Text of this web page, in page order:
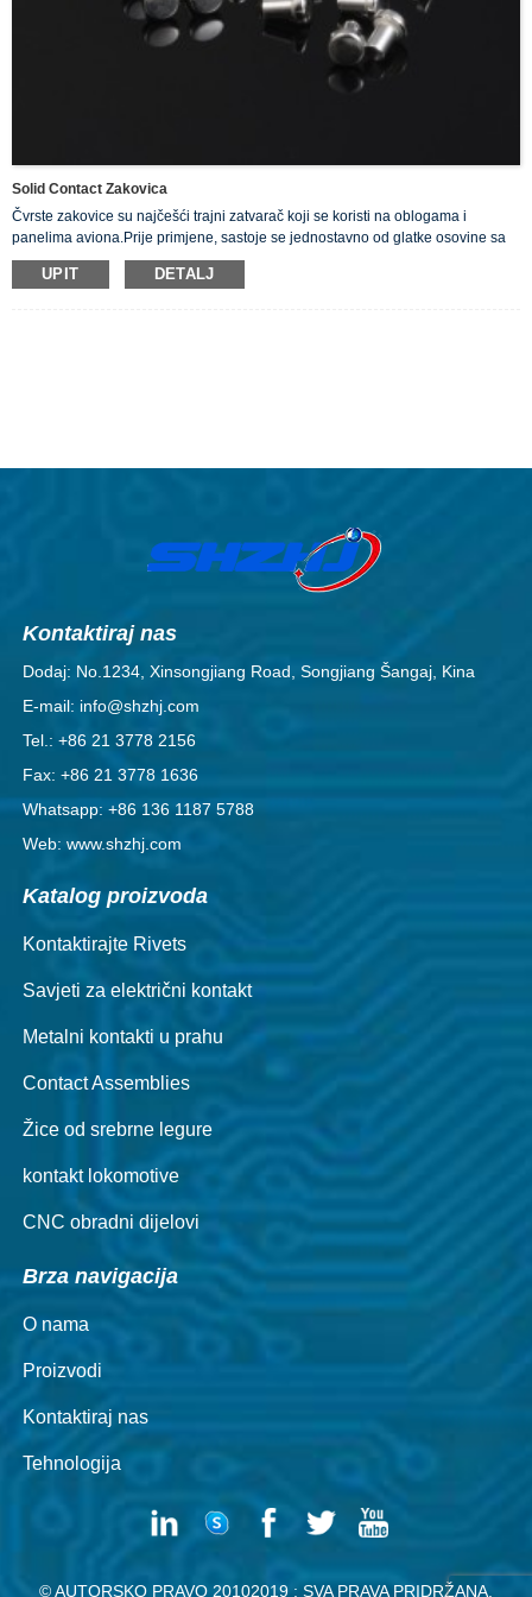
Solid Contact Zakovica
Čvrste zakovice su najčešći trajni zatvarač koji se koristi na oblogama i
panelima aviona.Prije primjene, sastoje se jednostavno od glatke osovine sa
okruglom, ravnom glavom na jednom kraju. Nudimo naše čvrste srebrne
zakovice koje su dobri provodnici električne energije.
UPIT DETALJ
Kontaktiraj nas
Dodaj: No.1234, Xinsongjiang Road, Songjiang Šangaj, Kina
E-mail: info@shzhj.com
Tel.: +86 21 3778 2156
Fax: +86 21 3778 1636
Whatsapp: +86 136 1187 5788
Web: www.shzhj.com
Katalog proizvoda
Kontaktirajte Rivets
Savjeti za električni kontakt
Metalni kontakti u prahu
Contact Assemblies
Žice od srebrne legure
kontakt lokomotive
CNC obradni dijelovi
Brza navigacija
O nama
Proizvodi
Kontaktiraj nas
Tehnologija
© AUTORSKO PRAVO 20102019 : SVA PRAVA PRIDRŽANA.